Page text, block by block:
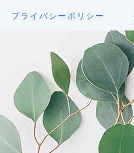
プライバシーポリシー